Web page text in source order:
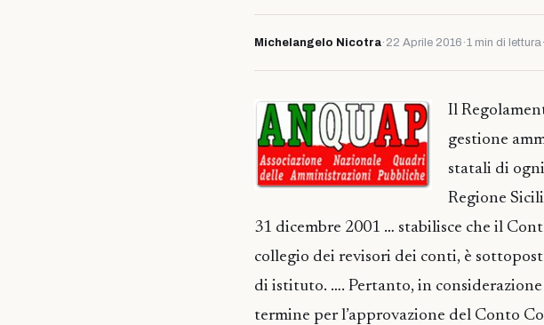
Michelangelo Nicotra· 22 Aprile 2016 ·1 min di lettura·
Il
gestione
statali di
Regione
31 dicembre 2001 … stabilisce che il
collegio dei revisori dei conti, è
di istituto. …. Pertanto, in
termine per l’approvazione del Conto